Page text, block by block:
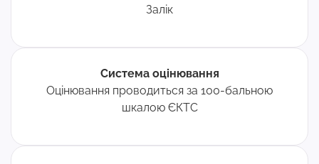
Залік
Система оцінювання
Оцінювання проводиться за 100-бальною
шкалою ЄКТС